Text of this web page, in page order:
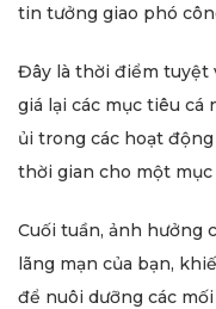
tin tưởng giao phó
Đây là thời điểm tuyệt
giá lại các mục tiêu
ủi trong các hoạt
thời gian cho một
Cuối tuần, ảnh hưởng
lãng mạn của bạn,
để nuôi dưỡng các